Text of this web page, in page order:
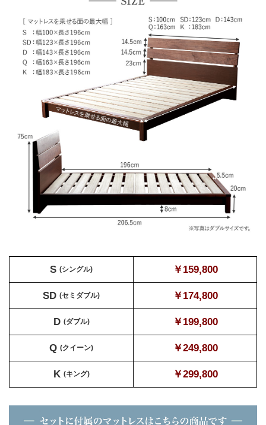
S (シングル) ￥159,800
SD (セミダブル) ￥174,800
D (ダブル) ￥199,800
Q (クイーン) ￥249,800
K (キング) ￥299,800